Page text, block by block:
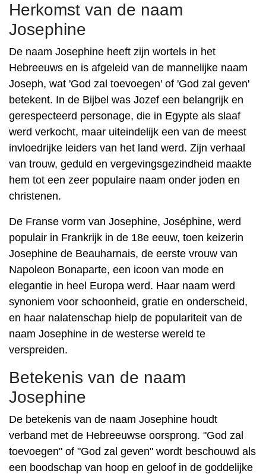
Herkomst van de naam
Josephine
De naam Josephine heeft zijn wortels in het
Hebreeuws en is afgeleid van de mannelijke naam
Joseph, wat 'God zal toevoegen' of 'God zal geven'
betekent. In de Bijbel was Jozef een belangrijk en
gerespecteerd personage, die in Egypte als slaaf
werd verkocht, maar uiteindelijk een van de meest
invloedrijke leiders van het land werd. Zijn verhaal
van trouw, geduld en vergevingsgezindheid maakte
hem tot een zeer populaire naam onder joden en
christenen.
De Franse vorm van Josephine, Joséphine, werd
populair in Frankrijk in de 18e eeuw, toen keizerin
Josephine de Beauharnais, de eerste vrouw van
Napoleon Bonaparte, een icoon van mode en
elegantie in heel Europa werd. Haar naam werd
synoniem voor schoonheid, gratie en onderscheid,
en haar nalatenschap hielp de populariteit van de
naam Josephine in de westerse wereld te
verspreiden.
Betekenis van de naam
Josephine
De betekenis van de naam Josephine houdt
verband met de Hebreeuwse oorsprong. "God zal
toevoegen" of "God zal geven" wordt beschouwd als
een boodschap van hoop en geloof in de goddelijke